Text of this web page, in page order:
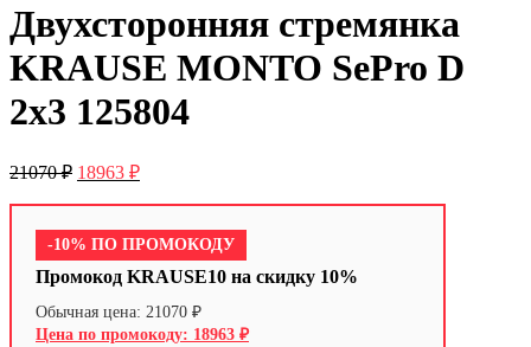
Двухсторонняя стремянка
KRAUSE MONTO SePro D
2х3 125804
21070₽ 18963 ₽
-10% ПО ПРОМОКОДУ
Промокод KRAUSE10 на скидку 10%
21070 ₽
18963 ₽